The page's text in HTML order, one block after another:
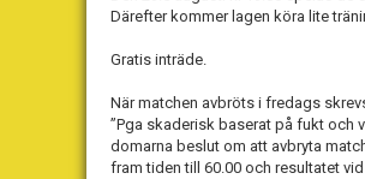
Därefter kommer lagen köra lite
Gratis inträde.
När matchen avbröts i fredags
”Pga skaderisk baserat på fukt och
domarna beslut om att avbryta
fram tiden till 60.00 och resultatet